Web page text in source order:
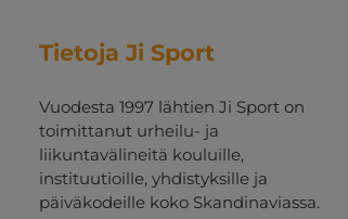
Tietoja Ji Sport
Vuodesta 1997 lähtien Ji Sport on
toimittanut urheilu- ja
liikuntavälineitä kouluille,
instituutioille, yhdistyksille ja
päiväkodeille koko Skandinaviassa.